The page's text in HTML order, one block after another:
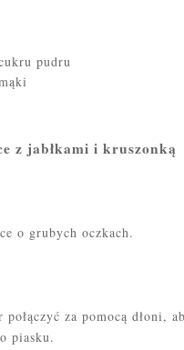
pudru
z jabłkami i
o grubych oczkach.
za pomocą dłoni,
piasku.